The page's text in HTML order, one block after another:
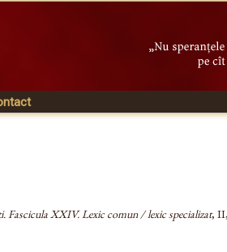
Fascicula XXIV. Lexic comun / lexic specializat,